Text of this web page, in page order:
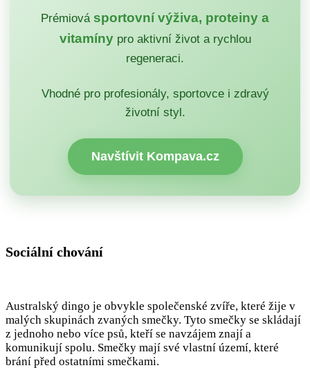
Prémiová sportovní výživa, proteiny a
vitamínypro aktivní život a rychlou
regeneraci.
Vhodné pro profesionály, sportovce i zdravý
životní styl.
Navštívit Kompava.cz
Sociální chování
Australský dingo je obvykle společenské zvíře, které žije v
malých skupinách zvaných smečky. Tyto smečky se skládají
z jednoho nebo více psů, kteří se navzájem znají a
komunikují spolu. Smečky mají své vlastní území, které
brání před ostatními smečkami.